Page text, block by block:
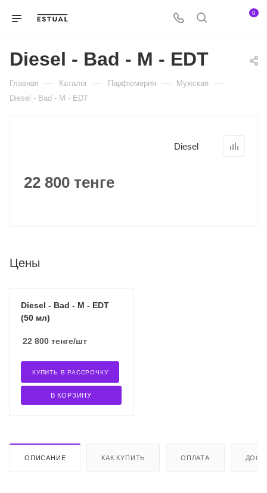
0
Diesel - Bad - M - EDT
Главная — Каталог — Парфюмерия — Мужская —
Diesel - Bad - M - EDT
Diesel
22 800 тенге
Цены
Diesel - Bad - M - EDT
(50 мл)
22 800 тенге/шт
В КОРЗИНУ
КУПИТЬ В РАССРОЧКУ
ОПИСАНИЕ КАК КУПИТЬ ОПЛАТА